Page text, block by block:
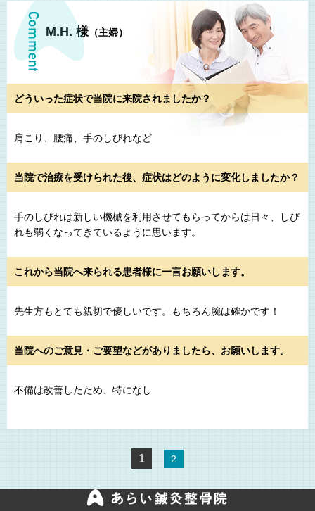
M.H. 様 （主婦）
どういった症状で当院に来院されましたか？
肩こり、腰痛、手のしびれなど
当院で治療を受けられた後、症状はどのように変化しましたか？
手のしびれは新しい機械を利用させてもらってからは日々、しび
れも弱くなってきているように思います。
これから当院へ来られる患者様に一言お願いします。
先生方もとても親切で優しいです。もちろん腕は確かです！
当院へのご意見・ご要望などがありましたら、お願いします。
不備は改善したため、特になし
1 2